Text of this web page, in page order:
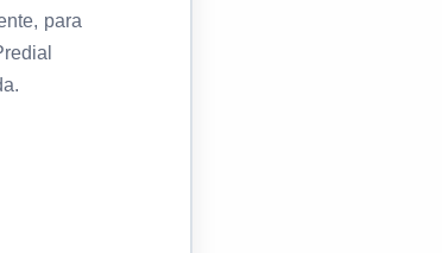
para